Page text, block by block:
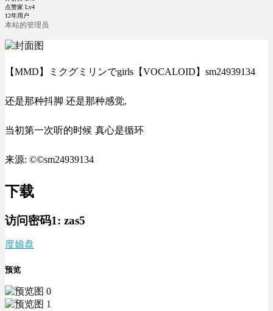
点赞家 Lv4
12年用户
本站的管理员
【MMD】ミクグミリンでgirls【VOCALOID】sm24939134
还是那种抖脚 还是那种感觉,
当初第一次听的时候 真心是循环
来源: ©©sm24939134
下载
访问密码1: zas5
度娘盘
预览